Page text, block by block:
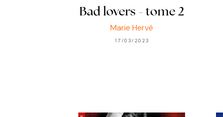
Bad lovers - tome 2
Marie Hervé
17/03/2023